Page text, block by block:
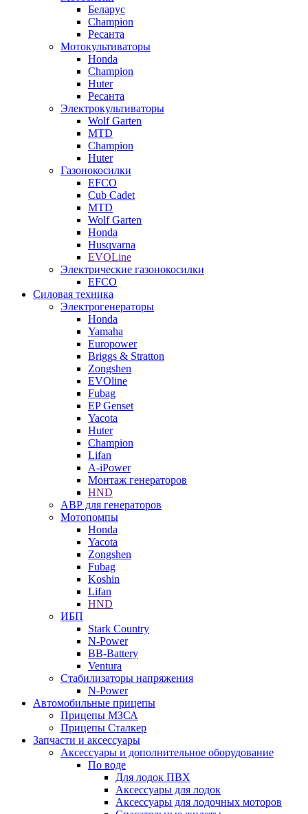
Беларус
Champion
Ресанта
Мотокультиваторы
Honda
Champion
Huter
Ресанта
Электрокультиваторы
Wolf Garten
MTD
Champion
Huter
Газонокосилки
EFCO
Cub Cadet
MTD
Wolf Garten
Honda
Husqvarna
EVOLine
Электрические газонокосилки
EFCO
Силовая техника
Электрогенераторы
Honda
Yamaha
Europower
Briggs & Stratton
Zongshen
EVOline
Fubag
EP Genset
Yacota
Huter
Champion
Lifan
A-iPower
Монтаж генераторов
HND
АВР для генераторов
Мотопомпы
Honda
Yacota
Zongshen
Fubag
Koshin
Lifan
HND
ИБП
Stark Country
N-Power
BB-Battery
Ventura
Стабилизаторы напряжения
N-Power
Автомобильные прицепы
Прицепы МЗСА
Прицепы Сталкер
Запчасти и аксессуары
Аксессуары и дополнительное оборудование
По воде
Для лодок ПВХ
Аксессуары для лодок
Аксессуары для лодочных моторов